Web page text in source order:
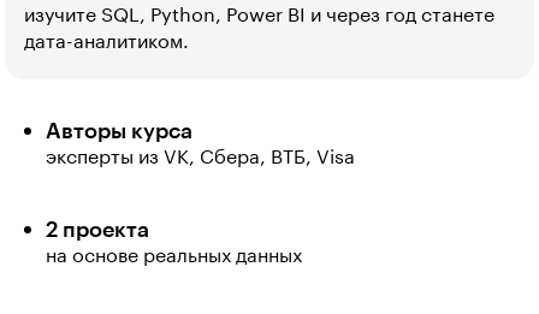
изучите SQL, Python, Power BI и через год станете
дата-аналитиком.
Авторы курса
эксперты из VK, Сбера, ВТБ, Visa
2 проекта
на основе реальных данных